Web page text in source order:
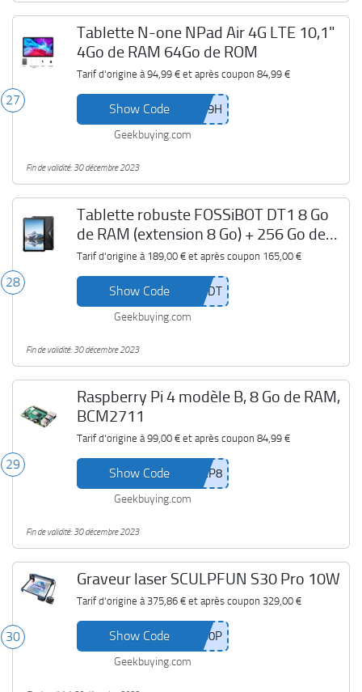
27
Tablette N-one NPad Air 4G LTE 10,1"
4Go de RAM 64Go de ROM
Tarif d'origine à94,99 €et après coupon 84,99 €
Show Code
Geekbuying.com
Fin de validité: 30 décembre 2023
28
Tablette robuste FOSSiBOT DT1 8 Go
de RAM (extension 8 Go) + 256 Go de
ROM
Tarif d'origine à 189,00 €et après coupon 165,00 €
Show Code
Geekbuying.com
Fin de validité: 30 décembre 2023
29
Raspberry Pi 4 modèle B, 8 Go de RAM,
BCM2711
Tarif d'origine à99,00 €et après coupon 84,99 €
Show Code
Geekbuying.com
Fin de validité: 30 décembre 2023
30
Graveur laser SCULPFUN S30 Pro 10W
Tarif d'origine à 375,86 €et après coupon 329,00 €
Show Code
Geekbuying.com